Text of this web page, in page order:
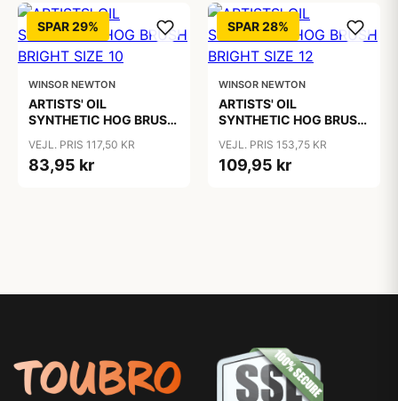
SPAR 29%
WINSOR NEWTON
ARTISTS' OIL
SYNTHETIC HOG BRUSH
VEJL. PRIS 117,50 KR
83,95 kr
SPAR 28%
WINSOR NEWTON
ARTISTS' OIL
SYNTHETIC HOG BRUSH
VEJL. PRIS 153,75 KR
109,95 kr